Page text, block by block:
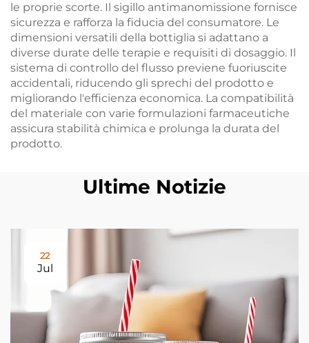
le proprie scorte. Il sigillo antimanomissione fornisce
sicurezza e rafforza la fiducia del consumatore. Le
dimensioni versatili della bottiglia si adattano a
diverse durate delle terapie e requisiti di dosaggio. Il
sistema di controllo del flusso previene fuoriuscite
accidentali, riducendo gli sprechi del prodotto e
migliorando l'efficienza economica. La compatibilità
del materiale con varie formulazioni farmaceutiche
assicura stabilità chimica e prolunga la durata del
prodotto.
Ultime Notizie
22
Jul